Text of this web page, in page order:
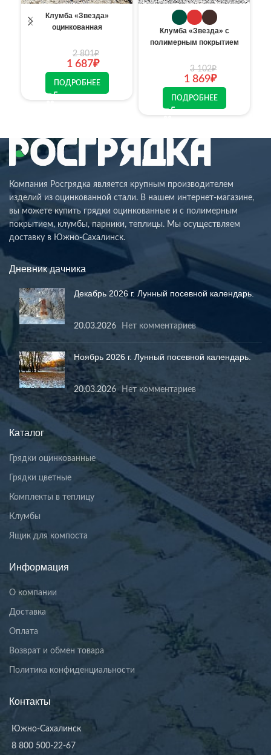
Клумба «Звезда»
оцинкованная
2 801₽
1 687₽
ПОДРОБНЕЕ
Клумба «Звезда» с
полимерным покрытием
3 102₽
1 869₽
ПОДРОБНЕЕ
Компания Росгрядка является крупным производителем
изделий из оцинкованной стали. В нашем интернет-магазине,
вы можете купить грядки оцинкованные и с полимерным
покрытием, клумбы, парники, теплицы. Мы осуществляем
доставку в Южно-Сахалинск.
Дневник дачника
Декабрь 2026 г. Лунный посевной календарь.
20.03.2026 Нет комментариев
Ноябрь 2026 г. Лунный посевной календарь.
20.03.2026 Нет комментариев
Каталог
Грядки оцинкованные
Грядки цветные
Комплекты в теплицу
Клумбы
Ящик для компоста
Информация
О компании
Доставка
Оплата
Возврат и обмен товара
Политика конфиденциальности
Контакты
Южно-Сахалинск
8 800 500-22-67